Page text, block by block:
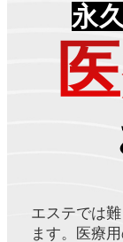
永
エステでは
ます。医療